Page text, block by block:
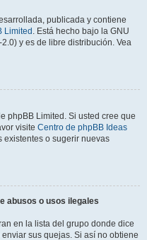
publicada y contiene
Limited . Está hecho bajo la GNU
y es de libre distribución. Vea
phpBB Limited. Si usted cree que
visite Centro de phpBB Ideas
existentes o sugerir nuevas
abusos o usos ilegales
en la lista del grupo donde dice
sus quejas. Si así no obtiene